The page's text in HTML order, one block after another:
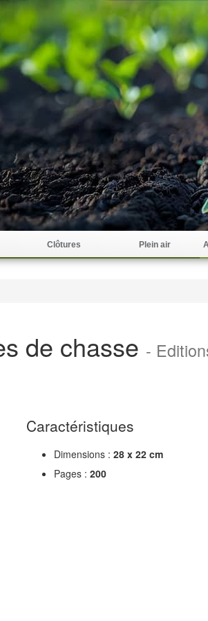
Clôtures Plein air
de chasse -
Caractéristiques
Dimensions : 28 x 22 cm
Pages : 200